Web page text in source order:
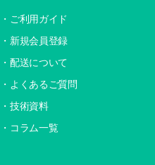
ご利用ガイド
新規会員登録
配送について
よくあるご質問
技術資料
コラム一覧